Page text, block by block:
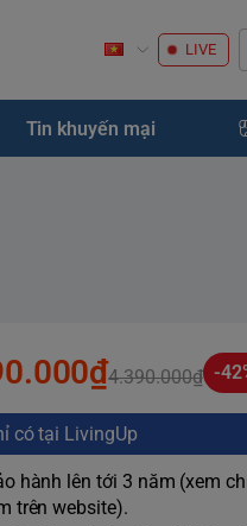
LIVE
Tin khuyến mại
4.390.000₫ -
có tại LivingUp
hành lên tới 3 năm (xem
trên website).